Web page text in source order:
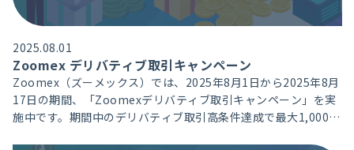
2025.08.01
Zoomex デリバティブ取引キャンペーン
Zoomex（ズーメックス）では、2025年8月1日から2025年8月
17日の期間、「Zoomexデリバティブ取引キャンペーン」を実
施中です。期間中のデリバティブ取引高条件達成で最大1,000U